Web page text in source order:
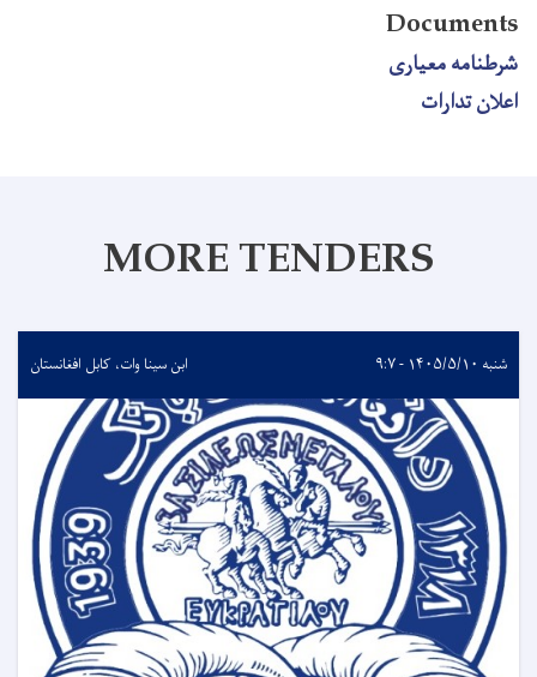
Documents
شرطنامه معیاری
اعلان تدارات
MORE TENDERS
شنبه ۱۴۰۵/۵/۱۰ - ۹:۷ ابن سینا وات، کابل افغانستان